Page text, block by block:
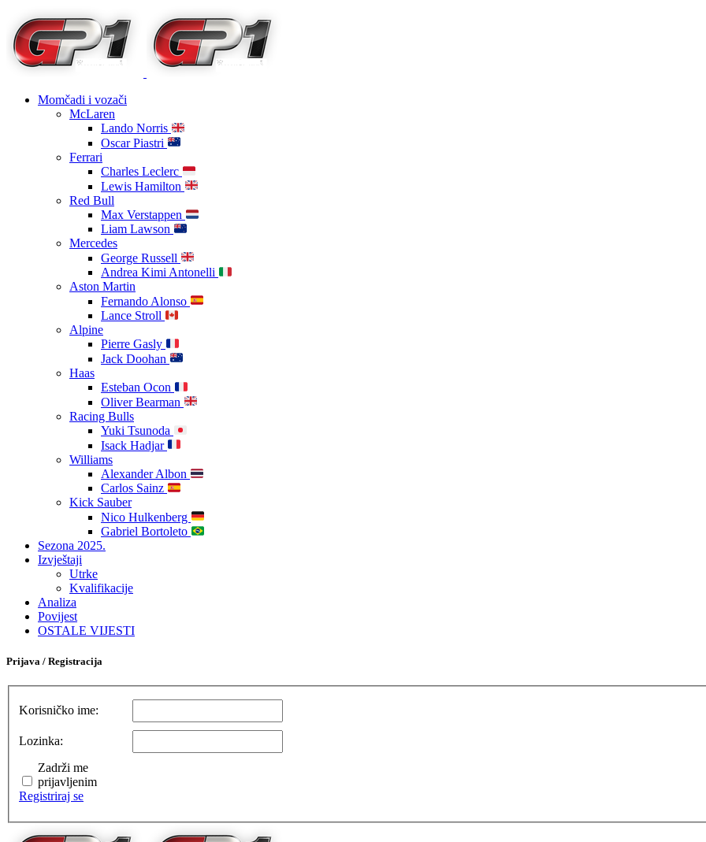
Momčadi i vozači
McLaren
Lando Norris
Oscar Piastri
Ferrari
Charles Leclerc
Lewis Hamilton
Red Bull
Max Verstappen
Liam Lawson
Mercedes
George Russell
Andrea Kimi Antonelli
Aston Martin
Fernando Alonso
Lance Stroll
Alpine
Pierre Gasly
Jack Doohan
Haas
Esteban Ocon
Oliver Bearman
Racing Bulls
Yuki Tsunoda
Isack Hadjar
Williams
Alexander Albon
Carlos Sainz
Kick Sauber
Nico Hulkenberg
Gabriel Bortoleto
Sezona 2025.
Izvještaji
Utrke
Kvalifikacije
Analiza
Povijest
OSTALE VIJESTI
Prijava / Registracija
Korisničko ime:
Lozinka:
Zadrži me
prijavljenim
Registriraj se